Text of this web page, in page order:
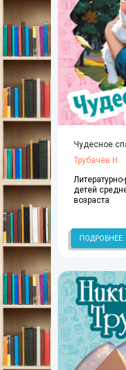
Чудесное
Трубачёв Н.
детей
возраста
ПОДРОБНЕЕ